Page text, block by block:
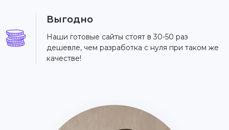
Выгодно
Наши готовые сайты стоят в 30-50 раз
дешевле, чем разработка с нуля при таком же
качестве!